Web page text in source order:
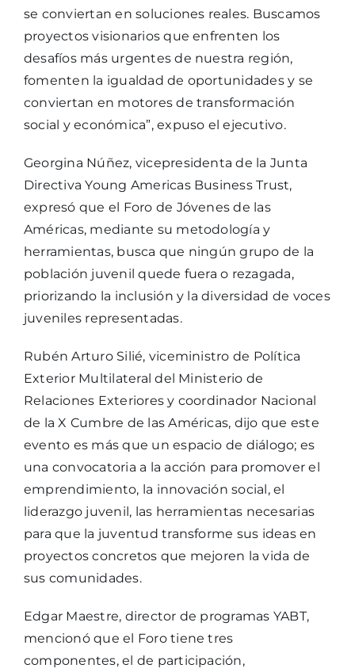
se conviertan en soluciones reales. Buscamos
proyectos visionarios que enfrenten los
desafíos más urgentes de nuestra región,
fomenten la igualdad de oportunidades y se
conviertan en motores de transformación
social y económica”, expuso el ejecutivo.
Georgina Núñez, vicepresidenta de la Junta
Directiva Young Americas Business Trust,
expresó que el Foro de Jóvenes de las
Américas, mediante su metodología y
herramientas, busca que ningún grupo de la
población juvenil quede fuera o rezagada,
priorizando la inclusión y la diversidad de voces
juveniles representadas.
Rubén Arturo Silié, viceministro de Política
Exterior Multilateral del Ministerio de
Relaciones Exteriores y coordinador Nacional
de la X Cumbre de las Américas, dijo que este
evento es más que un espacio de diálogo; es
una convocatoria a la acción para promover el
emprendimiento, la innovación social, el
liderazgo juvenil, las herramientas necesarias
para que la juventud transforme sus ideas en
proyectos concretos que mejoren la vida de
sus comunidades.
Edgar Maestre, director de programas YABT,
mencionó que el Foro tiene tres
componentes, el de participación,